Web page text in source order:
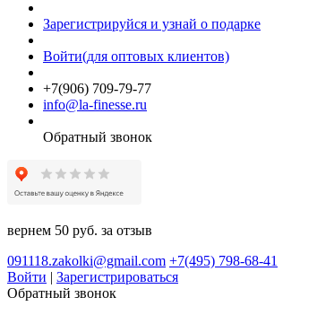
Зарегистрируйся и узнай о подарке
Войти(для оптовых клиентов)
+7(906) 709-79-77
info@la-finesse.ru
Обратный звонок
вернем 50 руб. за отзыв
091118.zakolki@gmail.com +7(495) 798-68-41
Войти | Зарегистрироваться
Обратный звонок